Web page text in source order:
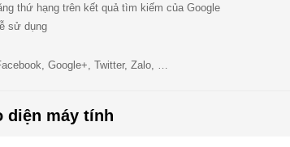
thứ hạng trên kết quả tìm kiếm của Google
sử dụng
Google+, Twitter, Zalo, …
diện máy tính